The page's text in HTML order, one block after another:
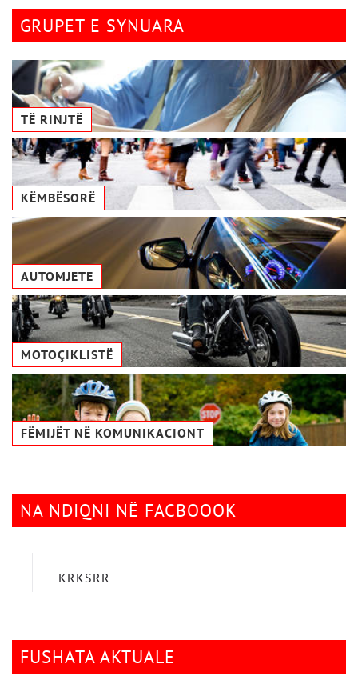
GRUPET E SYNUARA
TË RINJTË
KËMBËSORË
AUTOMJETE
MOTOÇIKLISTË
FËMIJËT NË KOMUNIKACIONТ
NA NDIQNI NË FACBOOOK
KRKSRR
FUSHATA AKTUALE